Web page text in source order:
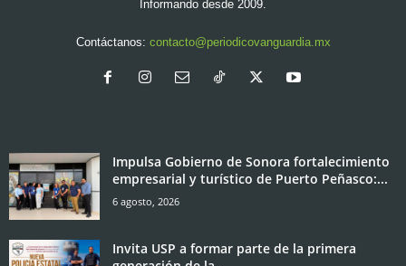
Informando desde 2009.
Contáctanos: contacto@periodicovanguardia.mx
Impulsa Gobierno de Sonora fortalecimiento
empresarial y turístico de Puerto Peñasco:...
6 agosto, 2026
Invita USP a formar parte de la primera